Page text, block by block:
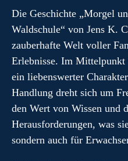
Die Geschichte „Morgel
Waldschule“ von Jens K.
zauberhafte Welt voller
Erlebnisse. Im Mittelpunkt
ein liebenswerter
Handlung dreht sich um
den Wert von Wissen und
Herausforderungen, was
sondern auch für